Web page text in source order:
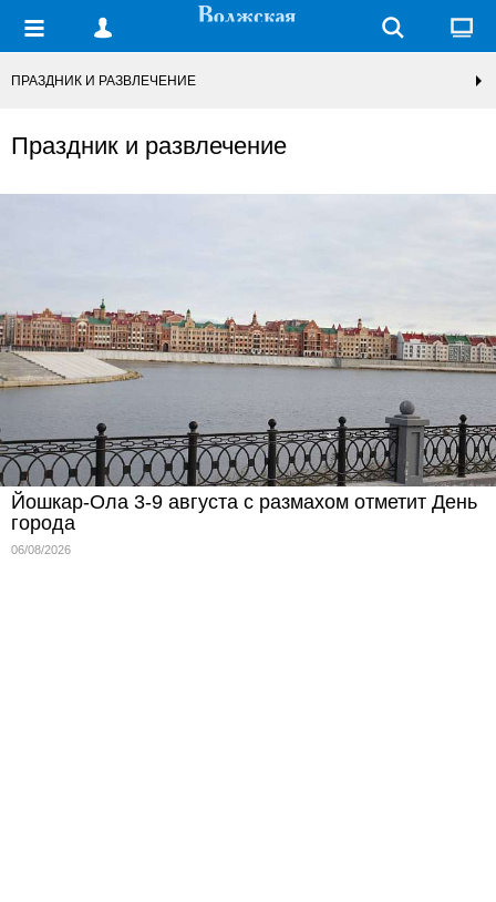
ПРАЗДНИК И РАЗВЛЕЧЕНИЕ
Праздник и развлечение
Йошкар-Ола 3-9 августа с размахом отметит День
города
06/08/2026